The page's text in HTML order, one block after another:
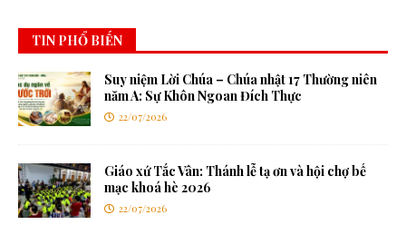
TIN PHỔ BIẾN
Suy niệm Lời Chúa – Chúa nhật 17 Thường niên
năm A: Sự Khôn Ngoan Đích Thực
22/07/2026
Giáo xứ Tắc Vân: Thánh lễ tạ ơn và hội chợ bế
mạc khoá hè 2026
22/07/2026